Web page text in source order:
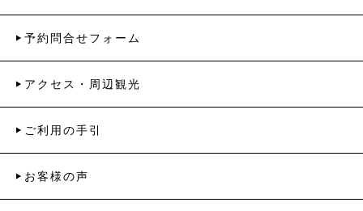
予約問合せフォーム
アクセス・周辺観光
ご利用の手引
お客様の声